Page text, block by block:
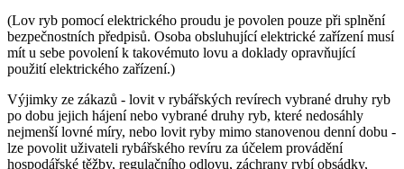
(Lov ryb pomocí elektrického proudu je povolen pouze při splnění
bezpečnostních předpisů. Osoba obsluhující elektrické zařízení musí
mít u sebe povolení k takovémuto lovu a doklady opravňující
použití elektrického zařízení.)
Výjimky ze zákazů - lovit v rybářských revírech vybrané druhy ryb
po dobu jejich hájení nebo vybrané druhy ryb, které nedosáhly
nejmenší lovné míry, nebo lovit ryby mimo stanovenou denní dobu -
lze povolit uživateli rybářského revíru za účelem provádění
hospodářské těžby, regulačního odlovu, záchrany rybí obsádky,